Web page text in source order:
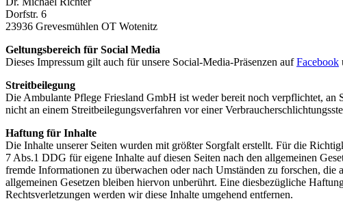
Dorfstr. 6
23936 Grevesmühlen OT Wotenitz
Geltungsbereich für Social Media
Dieses Impressum gilt auch für unsere Social-Media-Präsenzen aufFacebook
Streitbeilegung
Die Ambulante Pflege Friesland GmbH ist weder bereit noch verpflichtet,
nicht an einem Streitbeilegungsverfahren vor einer
Haftung für Inhalte
Die Inhalte unserer Seiten wurden mit größter Sorgfalt erstellt. Für die
7 Abs.1 DDG für eigene Inhalte auf diesen Seiten nach den allgemeinen
fremde Informationen zu überwachen oder nach Umständen zu forschen,
allgemeinen Gesetzen bleiben hiervon unberührt. Eine diesbezügliche
Rechtsverletzungen werden wir diese Inhalte umgehend entfernen.